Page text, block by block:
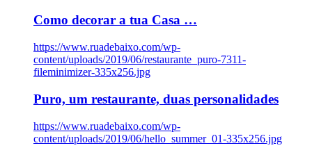
Como decorar a tua Casa …
https://www.ruadebaixo.com/wp-
content/uploads/2019/06/restaurante_puro-7311-
fileminimizer-335x256.jpg
Puro, um restaurante, duas personalidades
https://www.ruadebaixo.com/wp-
content/uploads/2019/06/hello_summer_01-335x256.jpg